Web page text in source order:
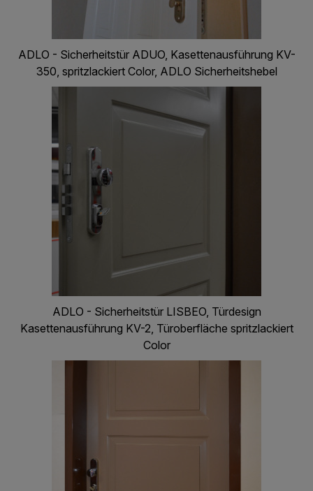
ADLO - Sicherheitstür ADUO, Kasettenausführung KV-
350, spritzlackiert Color, ADLO Sicherheitshebel
ADLO - Sicherheitstür LISBEO, Türdesign
Kasettenausführung KV-2, Türoberfläche spritzlackiert
Color